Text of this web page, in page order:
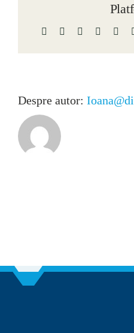
Facebook Reddit
Despre autor: